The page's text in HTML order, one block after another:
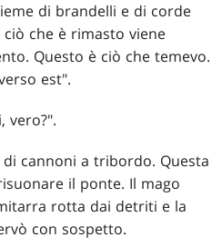
di brandelli e di corde
che è rimasto viene
Questo è ciò che temevo.
est".
vero?".
di cannoni a tribordo. Questa
il ponte. Il mago
rotta dai detriti e la
con sospetto.